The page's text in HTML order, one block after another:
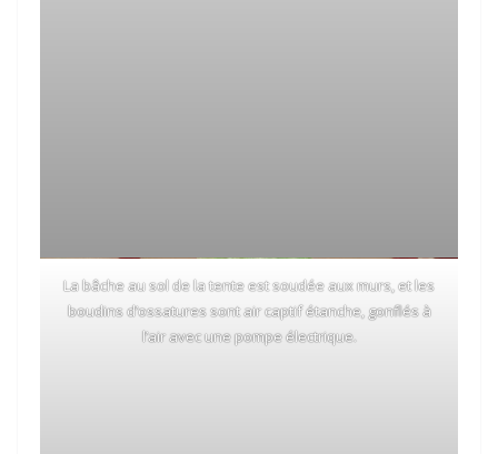
La bâche au sol de la tente est soudée aux murs, et les
boudins d’ossatures sont air captif étanche, gonflés à
l’air avec une pompe électrique.